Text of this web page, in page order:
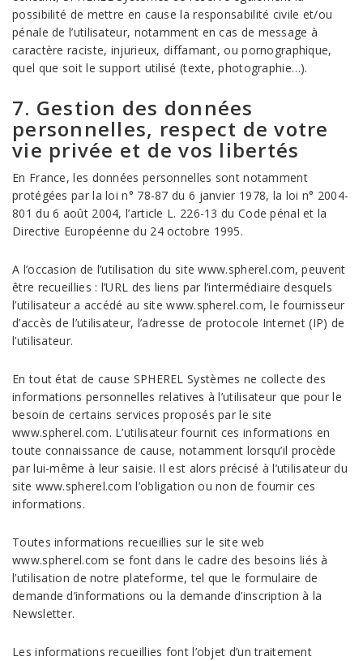
possibilité de mettre en cause la responsabilité civile et/ou
pénale de l’utilisateur, notamment en cas de message à
caractère raciste, injurieux, diffamant, ou pornographique,
quel que soit le support utilisé (texte, photographie…).
7. Gestion des données
personnelles, respect de votre
vie privée et de vos libertés
En France, les données personnelles sont notamment
protégées par la loi n° 78-87 du 6 janvier 1978, la loi n° 2004-
801 du 6 août 2004, l’article L. 226-13 du Code pénal et la
Directive Européenne du 24 octobre 1995.
A l’occasion de l’utilisation du site www.spherel.com, peuvent
être recueillies : l’URL des liens par l’intermédiaire desquels
l’utilisateur a accédé au site www.spherel.com, le fournisseur
d’accès de l’utilisateur, l’adresse de protocole Internet (IP) de
l’utilisateur.
En tout état de cause SPHEREL Systèmes ne collecte des
informations personnelles relatives à l’utilisateur que pour le
besoin de certains services proposés par le site
www.spherel.com. L’utilisateur fournit ces informations en
toute connaissance de cause, notamment lorsqu’il procède
par lui-même à leur saisie. Il est alors précisé à l’utilisateur du
site www.spherel.com l’obligation ou non de fournir ces
informations.
Toutes informations recueillies sur le site web
www.spherel.com se font dans le cadre des besoins liés à
l’utilisation de notre plateforme, tel que le formulaire de
demande d’informations ou la demande d’inscription à la
Newsletter.
Les informations recueillies font l’objet d’un traitement